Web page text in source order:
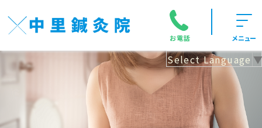
お電話 メニュー
Select Language